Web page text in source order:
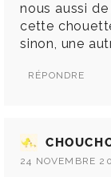
nous aussi
cette
sinon, une
RÉPONDRE
24 NOVEMBRE